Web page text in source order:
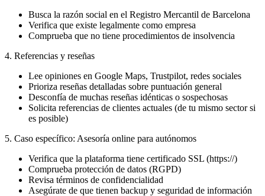
Busca la razón social en el Registro Mercantil de Barcelona
Verifica que existe legalmente como empresa
Comprueba que no tiene procedimientos de insolvencia
4. Referencias y reseñas
Lee opiniones en Google Maps, Trustpilot, redes sociales
Prioriza reseñas detalladas sobre puntuación general
Desconfía de muchas reseñas idénticas o sospechosas
Solicita referencias de clientes actuales (de tu mismo sector si
es posible)
5. Caso específico: Asesoría online para autónomos
Verifica que la plataforma tiene certificado SSL (https://)
Comprueba protección de datos (RGPD)
Revisa términos de confidencialidad
Asegúrate de que tienen backup y seguridad de información